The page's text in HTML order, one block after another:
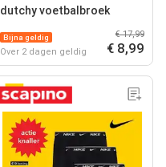
dutchy voetbalbroek
Bijna geldig
Over 2 dagen geldig
€ 17,99
€ 8,99